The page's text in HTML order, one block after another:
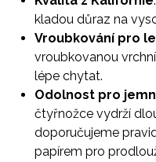
kladou důraz na
Vroubkování pro
vroubkovanou
lépe chytat.
Odolnost pro
čtyřnožce vydrží
doporučujeme
papírem pro